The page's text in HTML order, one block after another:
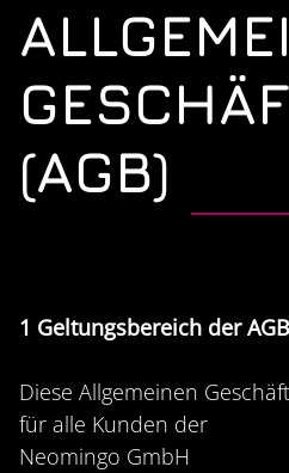
(AGB)
1 Geltungsbereich der AGB
Diese Allgemeinen
für alle Kunden der
Neomingo GmbH